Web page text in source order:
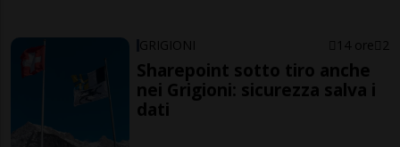
GRIGIONI 14 ore 2
Sharepoint sotto tiro anche
nei Grigioni: sicurezza salva i
dati